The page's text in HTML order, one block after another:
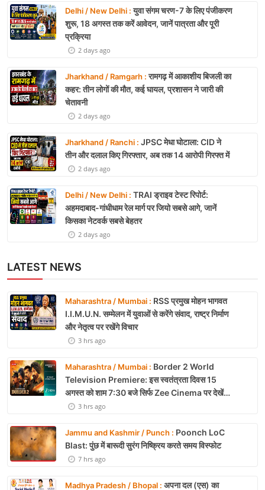
Delhi / New Delhi :युवा संगम चरण-7 के लिए पंजीकरण
शुरू, 18 अगस्त तक करें आवेदन, जानें पात्रता और पूरी
प्रक्रिया
2 days ago
Jharkhand / Ramgarh :रामगढ़ में आकाशीय बिजली का
कहर: तीन लोगों की मौत, कई घायल, प्रशासन ने जारी की
चेतावनी
2 days ago
Jharkhand / Ranchi : JPSC मेधा घोटाला: CID ने
तीन और दलाल किए गिरफ्तार, अब तक 14 आरोपी गिरफ्त में
2 days ago
Delhi / New Delhi : TRAI ड्राइव टेस्ट रिपोर्ट:
अहमदाबाद-गांधीधाम रेल मार्ग पर जियो सबसे आगे, जानें
किसका नेटवर्क सबसे बेहतर
2 days ago
LATEST NEWS
Maharashtra / Mumbai : RSS प्रमुख मोहन भागवत
I.I.M.U.N. सम्मेलन में युवाओं से करेंगे संवाद, राष्ट्र निर्माण
और नेतृत्व पर रखेंगे विचार
3 hrs ago
Maharashtra / Mumbai : Border 2 World
Television Premiere: इस स्वतंत्रता दिवस 15
अगस्त को शाम 7:30 बजे सिर्फ Zee Cinema पर देखें
बॉर्डर 23 hrs ago
Jammu and Kashmir / Punch : Poonch LoC
Blast: पुंछ में बारूदी सुरंग निष्क्रिय करते समय विस्फोट
7 hrs ago
Madhya Pradesh / Bhopal : अपना दल (एस) का